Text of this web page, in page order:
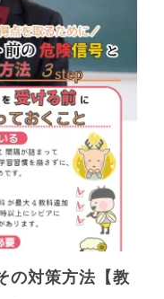
の対策方法【教